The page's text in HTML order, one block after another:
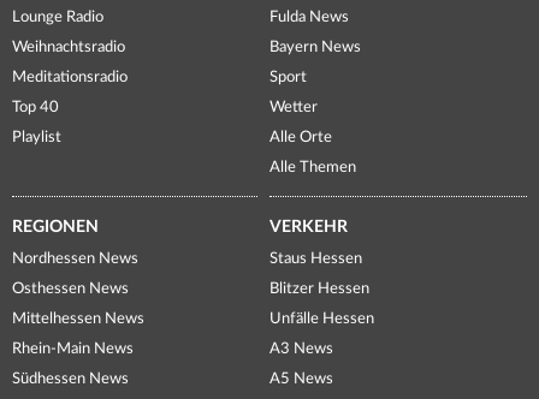
Lounge Radio
Weihnachtsradio
Meditationsradio
Top 40
Playlist
Fulda News
Bayern News
Sport
Wetter
Alle Orte
Alle Themen
REGIONEN
Nordhessen News
Osthessen News
Mittelhessen News
Rhein-Main News
Südhessen News
VERKEHR
Staus Hessen
Blitzer Hessen
Unfälle Hessen
A3 News
A5 News